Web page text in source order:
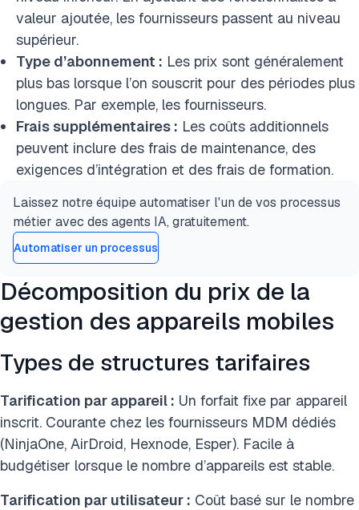
valeur ajoutée, les fournisseurs passent au niveau
supérieur.
Type d’abonnement : Les prix sont généralement
plus bas lorsque l’on souscrit pour des périodes plus
longues. Par exemple, les fournisseurs.
Frais supplémentaires : Les coûts additionnels
peuvent inclure des frais de maintenance, des
exigences d’intégration et des frais de formation.
Laissez notre équipe automatiser l'un de vos processus
métier avec des agents IA, gratuitement.
Automatiser un processus
Décomposition du prix de la
gestion des appareils mobiles
Types de structures tarifaires
Tarification par appareil : Un forfait fixe par appareil
inscrit. Courante chez les fournisseurs MDM dédiés
(NinjaOne, AirDroid, Hexnode, Esper). Facile à
budgétiser lorsque le nombre d’appareils est stable.
Tarification par utilisateur : Coût basé sur le nombre